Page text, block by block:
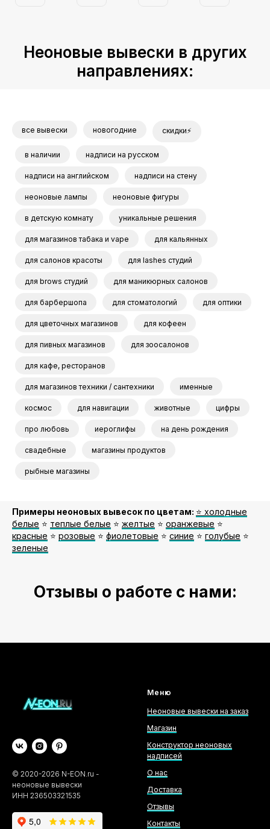
Неоновые вывески в других
направлениях:
все вывески новогодние скидки⚡
в наличии надписи на русском
надписи на английском надписи на стену
неоновые лампы неоновые фигуры
в детскую комнату уникальные решения
для магазинов табака и vape для кальянных
для салонов красоты для lashes студий
для brows студий для маникюрных салонов
для барбершопа для стоматологий для оптики
для цветочных магазинов для кофеен
для пивных магазинов для зоосалонов
для кафе, ресторанов
для магазинов техники / сантехники именные
космос для навигации животные цифры
про любовь иероглифы на день рождения
свадебные магазины продуктов
рыбные магазины
Примеры неоновых вывесок по цветам: ⭐️ холодные
белые ⭐️ теплые белые ⭐️ желтые ⭐️ оранжевые ⭐️
красные ⭐️ розовые ⭐️ фиолетовые ⭐️ синие ⭐️ голубые ⭐️
зеленые
Отзывы о работе с нами:
© 2020-2026 N-EON.ru -
неоновые вывески
ИНН 236503321535
Меню
Неоновые вывески на заказ
Магазин
Конструктор неоновых
надписей
О нас
Доставка
Отзывы
Контакты